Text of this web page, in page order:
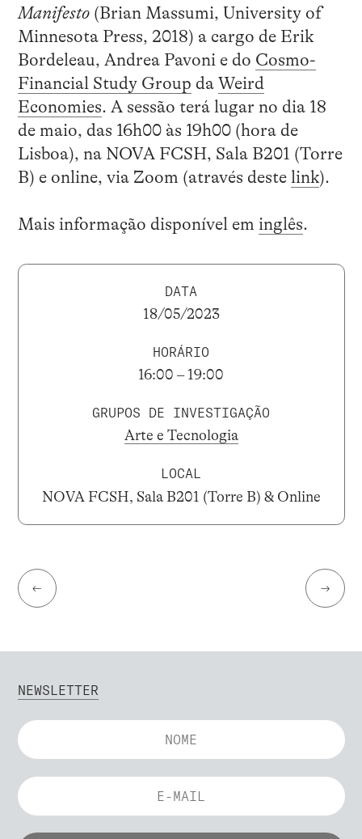
Manifesto(Brian Massumi, University of
Minnesota Press, 2018) a cargo de Erik
Bordeleau, Andrea Pavoni e do Cosmo-
Financial Study Group da Weird
Economies. A sessão terá lugar no dia 18
de maio, das 16h00 às 19h00 (hora de
Lisboa), na NOVA FCSH, Sala B201 (Torre
B) e online, via Zoom (através deste link).
Mais informação disponível em inglês.
DATA
18/05/2023
HORÁRIO
16:00 – 19:00
GRUPOS DE INVESTIGAÇÃO
Arte e Tecnologia
LOCAL
NOVA FCSH, Sala B201 (Torre B) & Online
← →
NEWSLETTER